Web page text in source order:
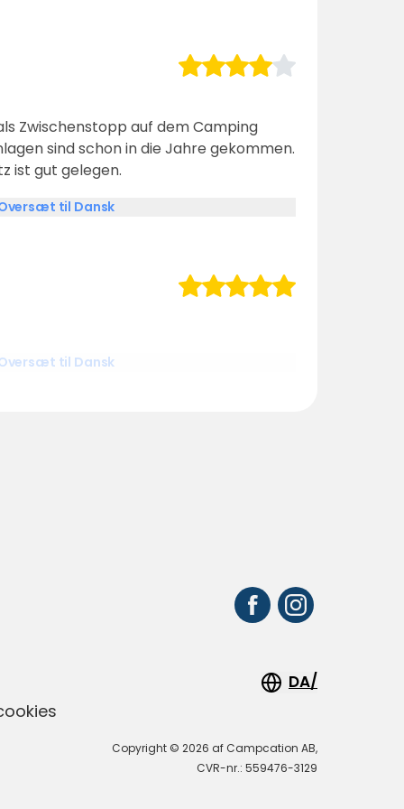
Zwischenstopp auf dem Camping
sind schon in die Jahre gekommen.
ist gut gelegen.
til Dansk
til Dansk
DA/
Copyright © 2026 af Campcation AB,
CVR-nr.: 559476-3129